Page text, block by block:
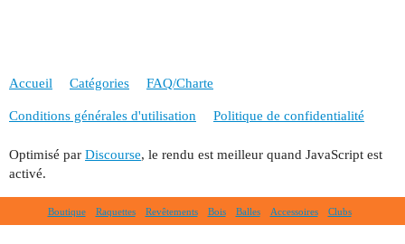
Accueil Catégories FAQ/Charte
Conditions générales d'utilisation Politique de confidentialité
Optimisé par Discourse, le rendu est meilleur quand JavaScript est
activé.
Boutique Raquettes Revêtements Bois Balles Accessoires Clubs